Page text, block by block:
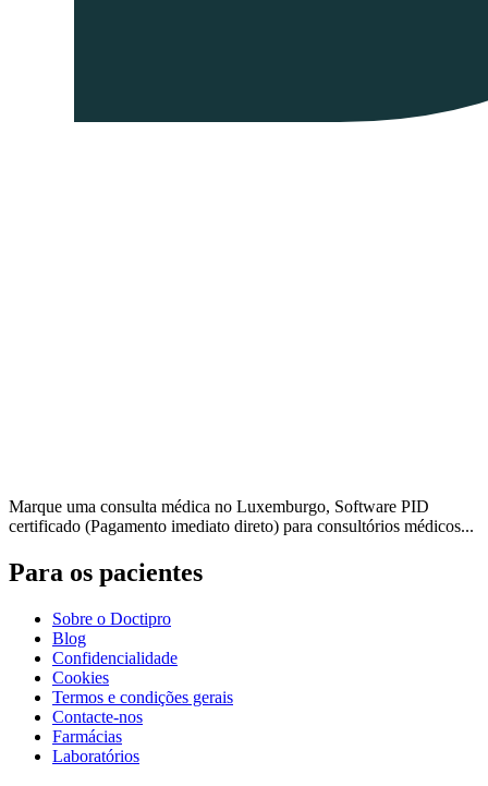
Marque uma consulta médica no Luxemburgo, Software PID
certificado (Pagamento imediato direto) para consultórios médicos...
Para os pacientes
Sobre o Doctipro
Blog
Confidencialidade
Cookies
Termos e condições gerais
Contacte-nos
Farmácias
Laboratórios